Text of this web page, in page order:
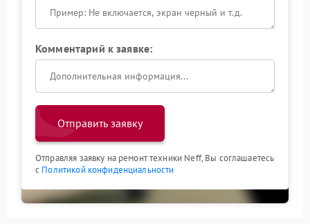
Комментарий к заявке:
Отправить заявку
Отправляя заявку на ремонт техники Neff, Вы соглашаетесь
с Политикой конфиденциальности